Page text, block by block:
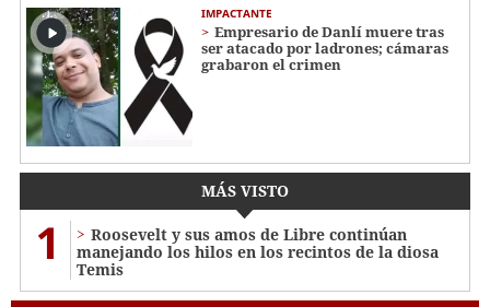
IMPACTANTE
Empresario de Danlí muere tras
ser atacado por ladrones; cámaras
grabaron el crimen
MÁS VISTO
1
Roosevelt y sus amos de Libre continúan
manejando los hilos en los recintos de la diosa
Temis